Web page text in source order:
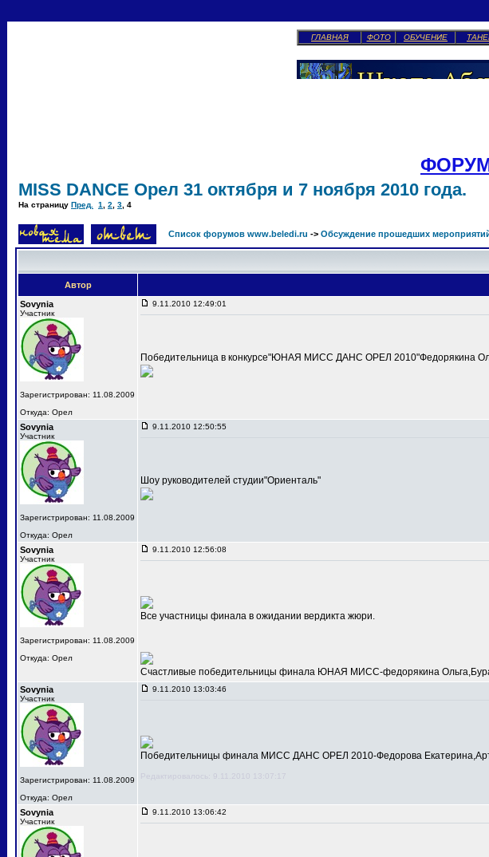
ГЛАВНАЯ ФОТО ОБУЧЕНИЕ
MISS DANCE Орел 31 октября и 7 ноября 2010 года.
На страницу Пред. 1 2 3 4
Список форумов www.beledi.ru -> Обсуждение прошедших
Автор
Sovynia
Участник
Зарегистрирован: 11.08.2009
Откуда: Орел
9.11.2010 12:49:01
Победительница в конкурсе"ЮНАЯ МИСС ДАНС ОРЕЛ 2010"Федорякина
Sovynia
Участник
Зарегистрирован: 11.08.2009
Откуда: Орел
9.11.2010 12:50:55
Шоу руководителей студии"Ориенталь"
Sovynia
Участник
Зарегистрирован: 11.08.2009
Откуда: Орел
9.11.2010 12:56:08
Все участницы финала в ожидании вердикта жюри.
Счастливые победительницы финала ЮНАЯ МИСС-федорякина
Sovynia
Участник
Зарегистрирован: 11.08.2009
Откуда: Орел
9.11.2010 13:03:46
Победительницы финала МИСС ДАНС ОРЕЛ 2010-Федорова
Редактировалось: 9.11.2010 13:07:17
Sovynia
Участник
9.11.2010 13:06:42